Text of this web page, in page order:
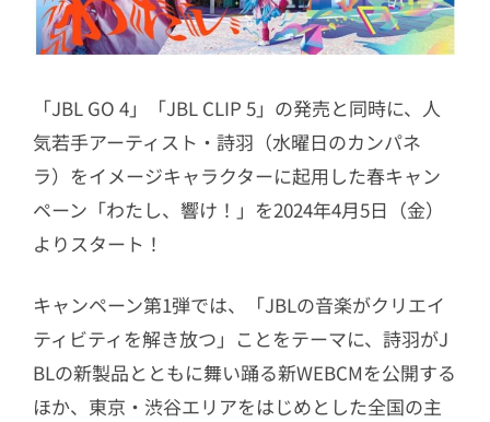
「JBL GO 4」「JBL CLIP 5」の発売と同時に、人
気若手アーティスト・詩羽（水曜日のカンパネ
ラ）をイメージキャラクターに起用した春キャン
ペーン「わたし、響け！」を2024年4月5日（金）
よりスタート！
キャンペーン第1弾では、「JBLの音楽がクリエイ
ティビティを解き放つ」ことをテーマに、詩羽がJ
BLの新製品とともに舞い踊る新WEBCMを公開する
ほか、東京・渋谷エリアをはじめとした全国の主